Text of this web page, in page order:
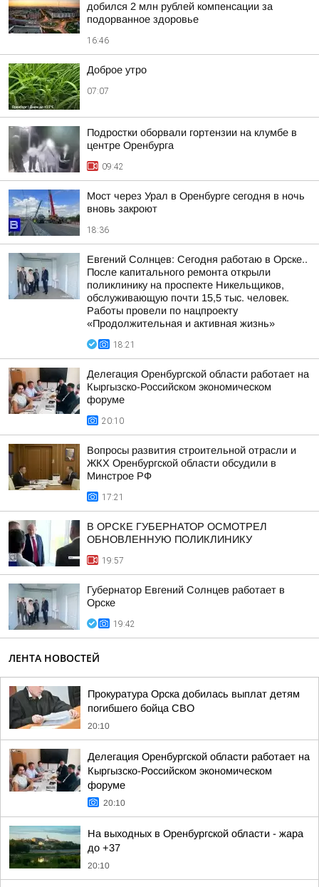
добился 2 млн рублей компенсации за
подорванное здоровье
16:46
Доброе утро
07:07
Подростки оборвали гортензии на клумбе в
центре Оренбурга
09:42
Мост через Урал в Оренбурге сегодня в ночь
вновь закроют
18:36
Евгений Солнцев: Сегодня работаю в Орске..
После капитального ремонта открыли
поликлинику на проспекте Никельщиков,
обслуживающую почти 15,5 тыс. человек.
Работы провели по нацпроекту
«Продолжительная и активная жизнь»
18:21
Делегация Оренбургской области работает на
Кыргызско-Российском экономическом
форуме
20:10
Вопросы развития строительной отрасли и
ЖКХ Оренбургской области обсудили в
Минстрое РФ
17:21
В ОРСКЕ ГУБЕРНАТОР ОСМОТРЕЛ
ОБНОВЛЕННУЮ ПОЛИКЛИНИКУ
19:57
Губернатор Евгений Солнцев работает в
Орске
19:42
ЛЕНТА НОВОСТЕЙ
Прокуратура Орска добилась выплат детям
погибшего бойца СВО
20:10
Делегация Оренбургской области работает на
Кыргызско-Российском экономическом
форуме
20:10
На выходных в Оренбургской области - жара
до +37
20:10